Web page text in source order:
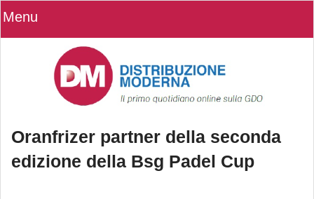
Menu
Oranfrizer partner della seconda
edizione della Bsg Padel Cup